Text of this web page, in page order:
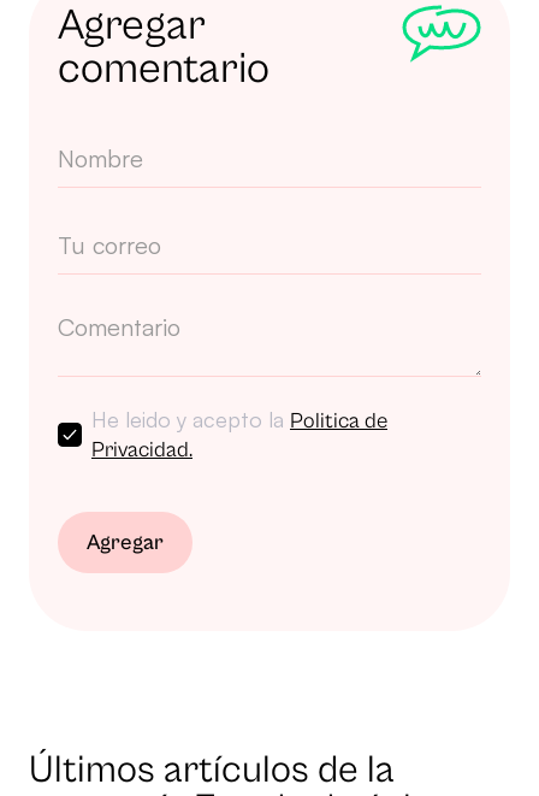
Agregar
comentario
He leido y acepto la Politica de
Privacidad.
Agregar
Últimos artículos de la